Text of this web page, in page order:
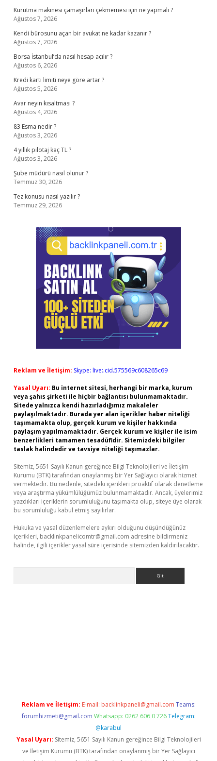
Kurutma makinesi çamaşırları çekmemesi için ne yapmalı ?
Ağustos 7, 2026
Kendi bürosunu açan bir avukat ne kadar kazanır ?
Ağustos 7, 2026
Borsa İstanbul’da nasıl hesap açılır ?
Ağustos 6, 2026
Kredi kartı limiti neye göre artar ?
Ağustos 5, 2026
Avar neyin kısaltması ?
Ağustos 4, 2026
83 Esma nedir ?
Ağustos 3, 2026
4 yıllık pilotaj kaç TL ?
Ağustos 3, 2026
Şube müdürü nasıl olunur ?
Temmuz 30, 2026
Tez konusu nasıl yazılır ?
Temmuz 29, 2026
Reklam ve İletişim: Skype: live:.cid.575569c608265c69
Yasal Uyarı: Bu internet sitesi, herhangi bir marka, kurum
veya şahıs şirketi ile hiçbir bağlantısı bulunmamaktadır.
Sitede yalnızca kendi hazırladığımız makaleler
paylaşılmaktadır. Burada yer alan içerikler haber niteliği
taşımamakta olup, gerçek kurum ve kişiler hakkında
paylaşım yapılmamaktadır. Gerçek kurum ve kişiler ile isim
benzerlikleri tamamen tesadüfidir. Sitemizdeki bilgiler
taslak halindedir ve tavsiye niteliği taşımazlar.
Sitemiz, 5651 Sayılı Kanun gereğince Bilgi Teknolojileri ve İletişim
Kurumu (BTK) tarafından onaylanmış bir Yer Sağlayıcı olarak hizmet
vermektedir. Bu nedenle, sitedeki içerikleri proaktif olarak denetleme
veya araştırma yükümlülüğümüz bulunmamaktadır. Ancak, üyelerimiz
yazdıkları içeriklerin sorumluluğunu taşımakta olup, siteye üye olarak
bu sorumluluğu kabul etmiş sayılırlar.
Hukuka ve yasal düzenlemelere aykırı olduğunu düşündüğünüz
içerikleri, backlinkpanelicomtr@gmail.com adresine bildirmeniz
halinde, ilgili içerikler yasal süre içerisinde sitemizden kaldırılacaktır.
Reklam ve İletişim: E-mail: backlinkpaneli@gmail.com Teams:
forumhizmeti@gmail.com Whatsapp: 0262 606 0 726 Telegram:
@karabul
Yasal Uyarı: Sitemiz, 5651 Sayılı Kanun gereğince Bilgi Teknolojileri
ve İletişim Kurumu (BTK) tarafından onaylanmış bir Yer Sağlayıcı